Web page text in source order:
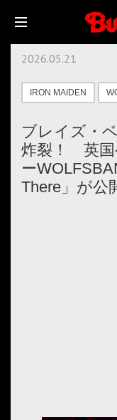
2026.05.21
IRON MAIDEN
ブレイズ・
炸裂！ 英国
ー
There」が公